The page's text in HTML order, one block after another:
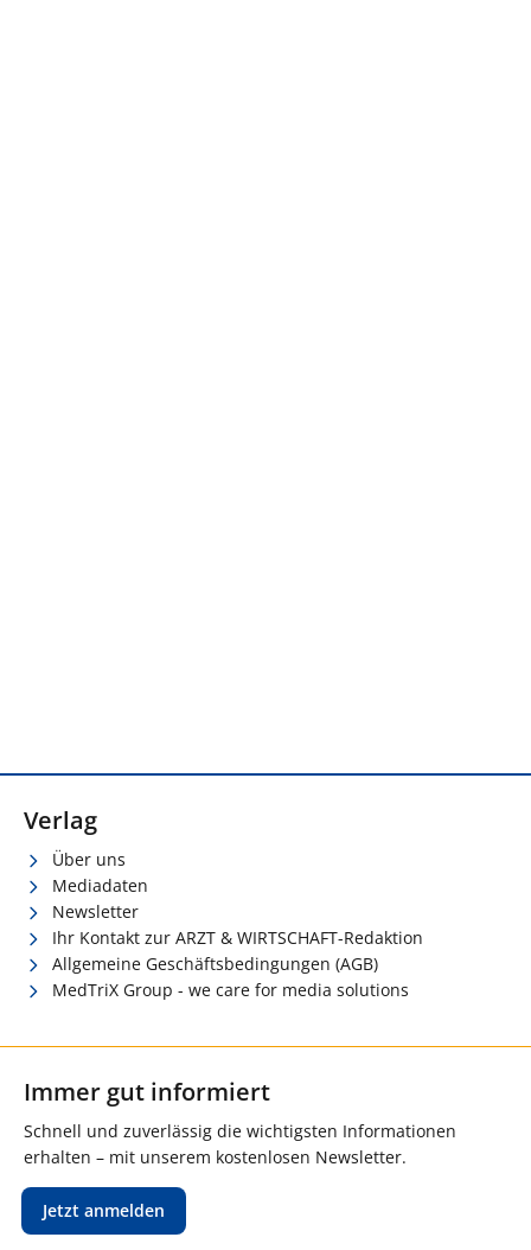
Verlag
Über uns
Mediadaten
Newsletter
Ihr Kontakt zur ARZT & WIRTSCHAFT-Redaktion
Allgemeine Geschäftsbedingungen (AGB)
MedTriX Group - we care for media solutions
Immer gut informiert
Schnell und zuverlässig die wichtigsten Informationen
erhalten – mit unserem kostenlosen Newsletter.
Jetzt anmelden